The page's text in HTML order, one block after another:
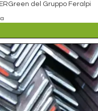
del Gruppo Feralpi